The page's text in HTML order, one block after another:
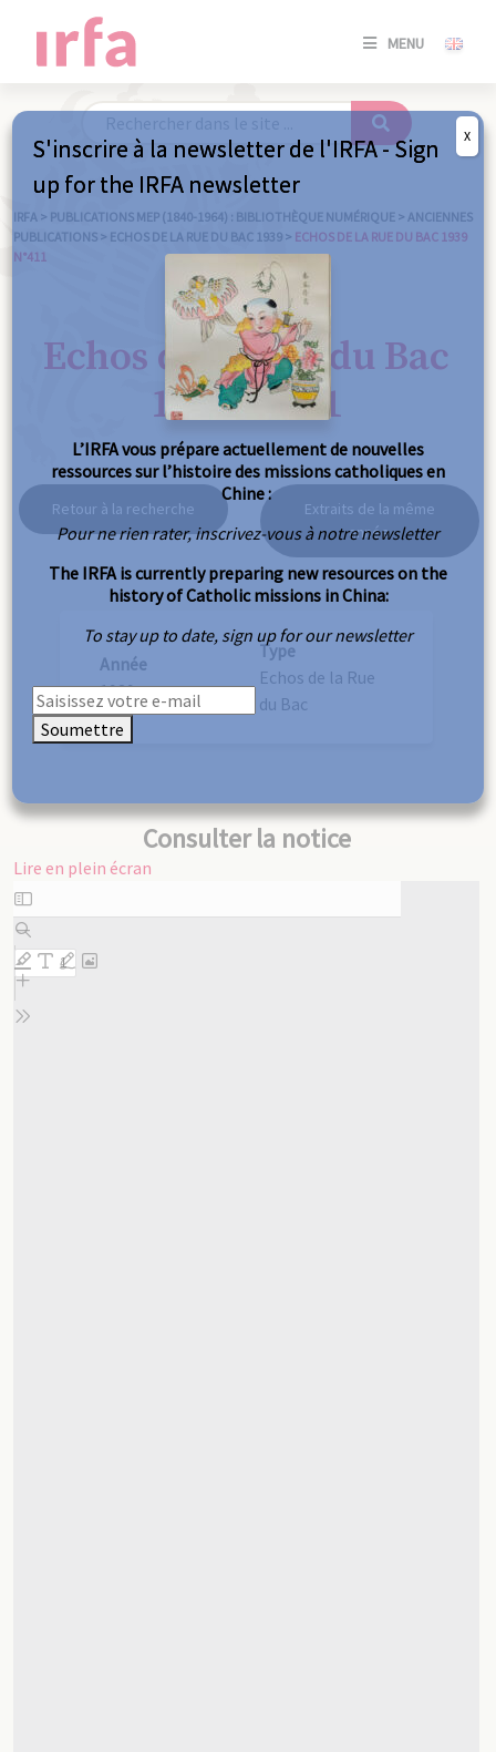
MENU
SE
/
IRFA > PUBLICATIONS MEP (1840-1964) : BIBLIOTHÈQUE NUMÉRIQUE > ANCIENNES
PUBLICATIONS > ECHOS DE LA RUE DU BAC 1939 > ECHOS DE LA RUE DU BAC 1939
N°411
Echos de la Rue du Bac
1939 n°411
Retour à la recherche
Extraits de la même
année
Année
1939
Type
Echos de la Rue
du Bac
Consulter la notice
Lire en plein écran
Aller
au
contenu
PDF
S'inscrire à la newsletter de l'IRFA - Sign
up for the IRFA newsletter
L’IRFA vous prépare actuellement de nouvelles
ressources sur l’histoire des missions catholiques en
Chine :
Pour ne rien rater, inscrivez-vous à notre newsletter
The IRFA is currently preparing new resources on the
history of Catholic missions in China:
To stay up to date, sign up for our newsletter
Soumettre
X